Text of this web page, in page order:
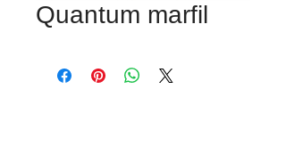
Quantum marfil